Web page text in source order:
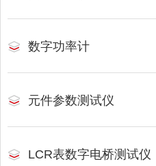
数字功率计
元件参数测试仪
LCR表数字电桥测试仪